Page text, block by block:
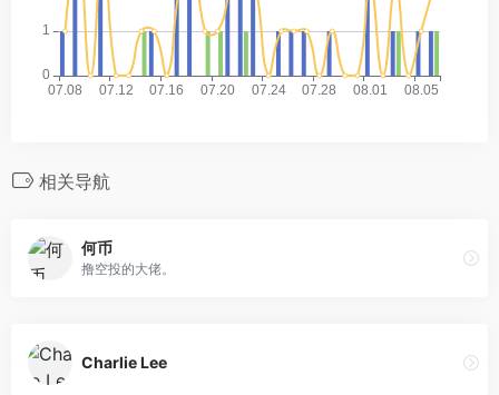
相关导航
何币
撸空投的大佬。
Charlie Lee